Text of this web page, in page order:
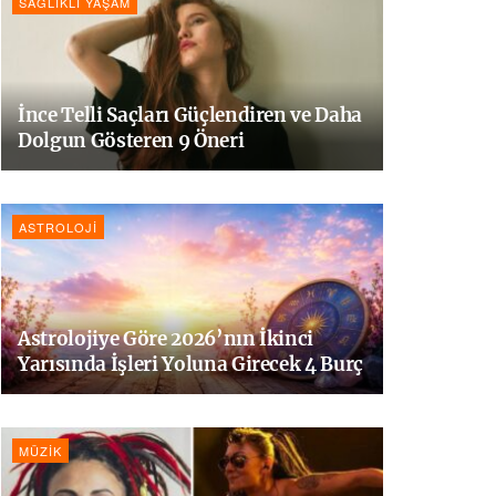
İnce Telli Saçları Güçlendiren ve Daha
Dolgun Gösteren 9 Öneri
ASTROLOJI
Astrolojiye Göre 2026’nın İkinci
Yarısında İşleri Yoluna Girecek 4 Burç
MÜZIK